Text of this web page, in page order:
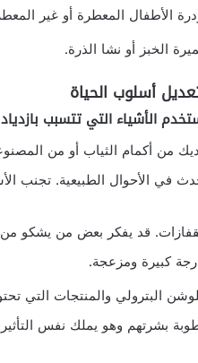
الأطفال المعطرة أو غير
الخبز أو نشا الذرة.
أسلوب الحياة
من أكمام الثياب أو من
في الأحوال الطبيعية. تجنب
قد يفكر بعض من يشكو من
كبيرة ومزعجة.
البترولي والمنتجات التي
بشرتهم وهو يملك نفس